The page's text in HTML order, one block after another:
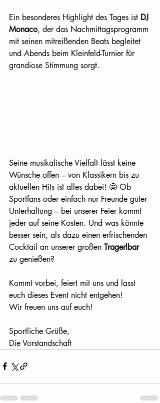
Ein besonderes Highlight des Tages ist DJ
Monaco, der das Nachmittagsprogramm
mit seinen mitreißenden Beats begleitet
und Abends beim Kleinfeld-Turnier für
grandiose Stimmung sorgt.
Seine musikalische Vielfalt lässt keine
Wünsche offen – von Klassikern bis zu
aktuellen Hits ist alles dabei! 🤩 Ob
Sportfans oder einfach nur Freunde guter
Unterhaltung – bei unserer Feier kommt
jeder auf seine Kosten. Und was könnte
besser sein, als dazu einen erfrischenden
Cocktail an unserer großen Tragerlbar
zu genießen?
Kommt vorbei, feiert mit uns und lasst
euch dieses Event nicht entgehen!
Wir freuen uns auf euch!
Sportliche Grüße,
Die Vorstandschaft